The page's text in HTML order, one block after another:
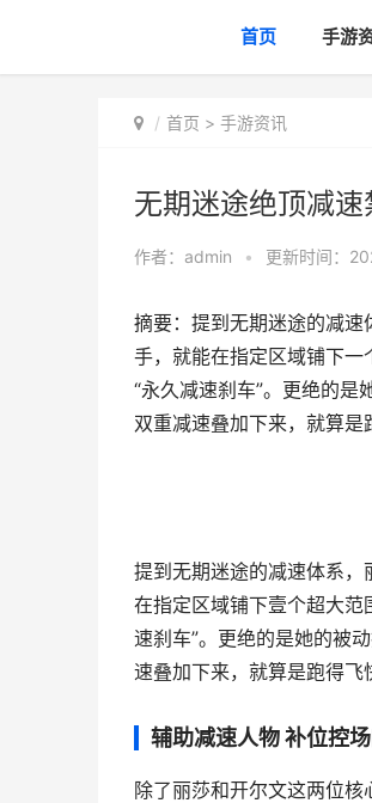
首页 手游
首页 > 手游资讯
无期迷途绝顶减速
作者： admin • 更新时间：
摘要：提到无期迷途的减速
手，就能在指定区域铺下
“永久减速刹车”。更绝的是
双重减速叠加下来，就算
提到无期迷途的减速体系，
在指定区域铺下壹个超大
速刹车”。更绝的是她的被
速叠加下来，就算是跑得飞
辅助减速人物 补位控
除了丽莎和开尔文这两位